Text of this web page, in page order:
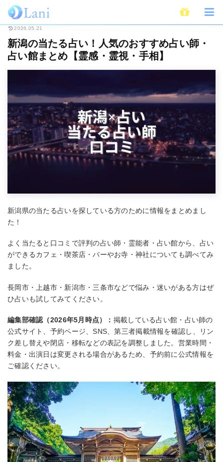
ホーム 占い 新潟の当たる占い！人気のおすすめ占い
2026.05.21
新潟の当たる占い！人気のおすすめ占い師・
占い館まとめ【霊感・霊視・手相】
新潟県の当たる占いを探している方のために情報をまとめまし
た！
よく当たると口コミで評判の占い師・霊能者・占い館から、占い
ができるカフェ・喫茶店・バーやお寺・神社についても調べてみ
ました。
長岡市・上越市・新潟市・三条市などで悩み・迷いがある方はぜ
ひ占いも試してみてください。
編集部確認（2026年5月時点）： 掲載している占い館・占い師の
公式サイト、予約ページ、SNS、第三者掲載情報を確認し、リン
ク差し替えや閉店・移転などの表記を調整しました。営業時間・
料金・出演日は変更される場合があるため、予約前に公式情報を
ご確認ください。